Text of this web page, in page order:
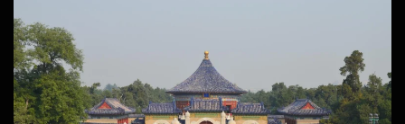
ZOOM